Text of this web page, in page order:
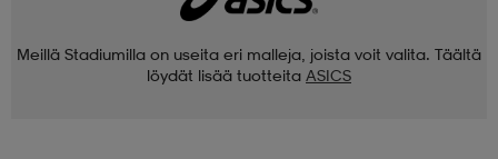
Meillä Stadiumilla on useita eri malleja, joista voit valita. Täältä
löydät lisää tuotteita ASICS